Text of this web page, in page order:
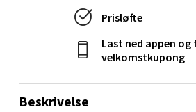
Beskrivelse
Prisløfte
Last ned appen og
velkomstkupong
Bergen - Oasen Senter
Folke Bernadottes vei 52, 5147
Åpent i dag 10-21